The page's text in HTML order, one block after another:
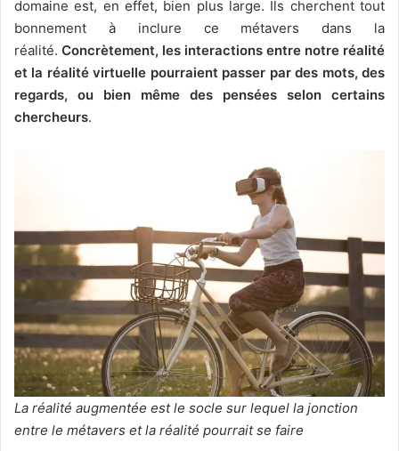
domaine est, en effet, bien plus large. Ils cherchent tout
bonnement à inclure ce métavers dans la
réalité. Concrètement, les interactions entre notre réalité
et la réalité virtuelle pourraient passer par des mots, des
regards, ou bien même des pensées selon certains
chercheurs.
La réalité augmentée est le socle sur lequel la jonction
entre le métavers et la réalité pourrait se faire